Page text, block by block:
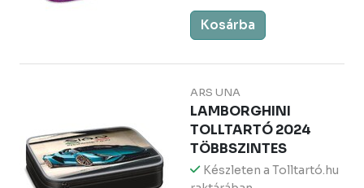
Kosárba
ARS UNA
LAMBORGHINI
TOLLTARTÓ 2024
TÖBBSZINTES
Készleten a Tolltartó.hu